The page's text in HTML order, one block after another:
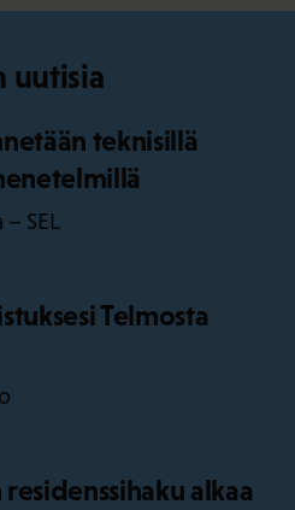
uutisia
teknisillä
SEL
Telmosta
alkaa